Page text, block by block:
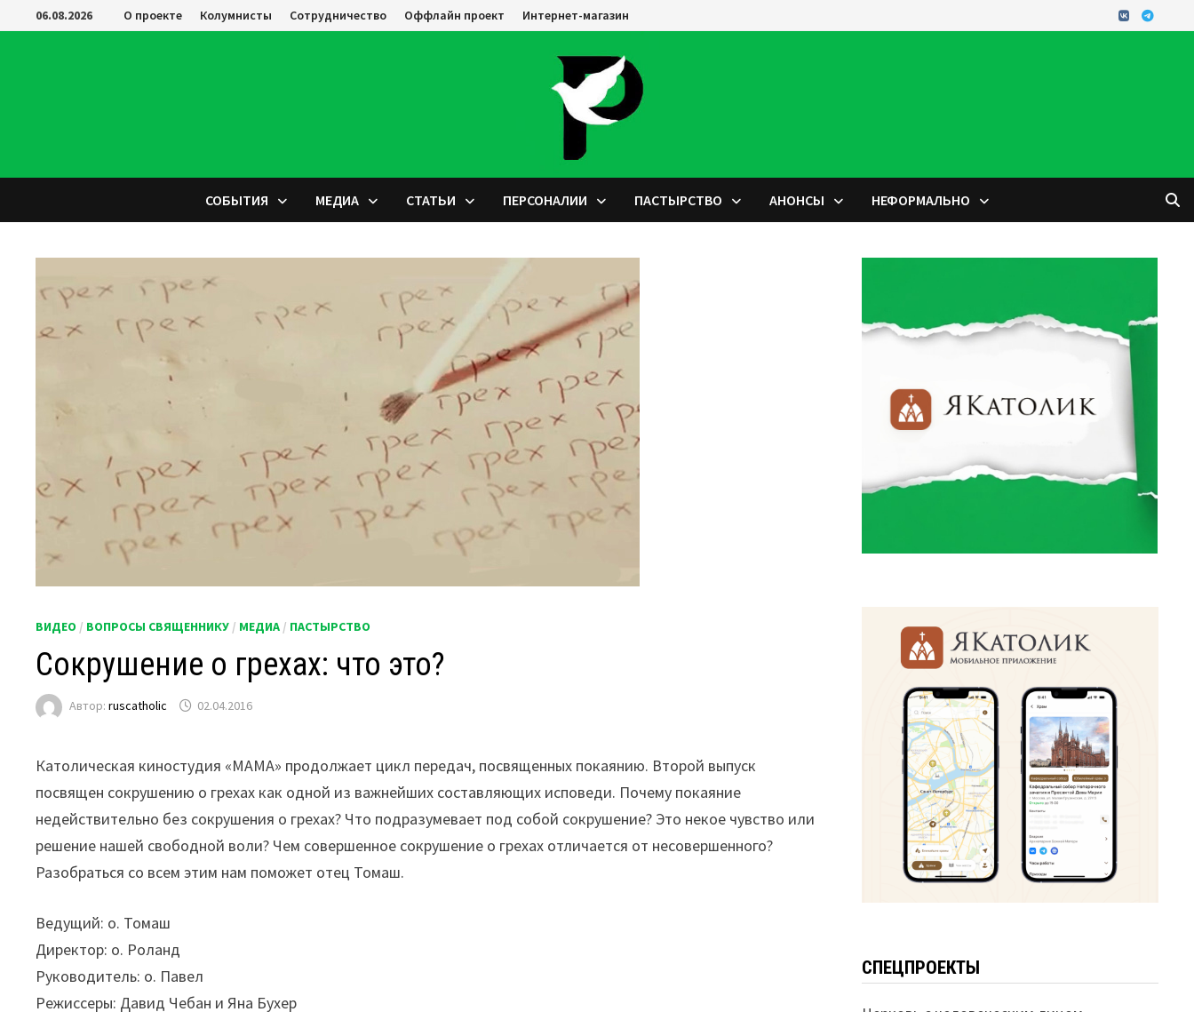
Перейти
к
06.08.2026 О проекте Колумнисты Сотрудничество Оффлайн проект Интернет-магазин
СОБЫТИЯ МЕДИА СТАТЬИ ПЕРСОНАЛИИ ПАСТЫРСТВО АНОНСЫ НЕФОРМАЛЬНО
ВИДЕО / ВОПРОСЫ СВЯЩЕННИКУ / МЕДИА / ПАСТЫРСТВО
Сокрушение о грехах: что это?
Автор:ruscatholic 02.04.2016
Католическая киностудия «МАМА» продолжает цикл передач, посвященных покаянию. Второй выпуск
посвящен сокрушению о грехах как одной из важнейших составляющих исповеди. Почему покаяние
недействительно без сокрушения о грехах? Что подразумевает под собой сокрушение? Это некое чувство или
решение нашей свободной воли? Чем совершенное сокрушение о грехах отличается от несовершенного?
Разобраться со всем этим нам поможет отец Томаш.
Ведущий: о. Томаш
Директор: о. Роланд
Руководитель: о. Павел
Режиссеры: Давид Чебан и Яна Бухер
СПЕЦПРОЕКТЫ